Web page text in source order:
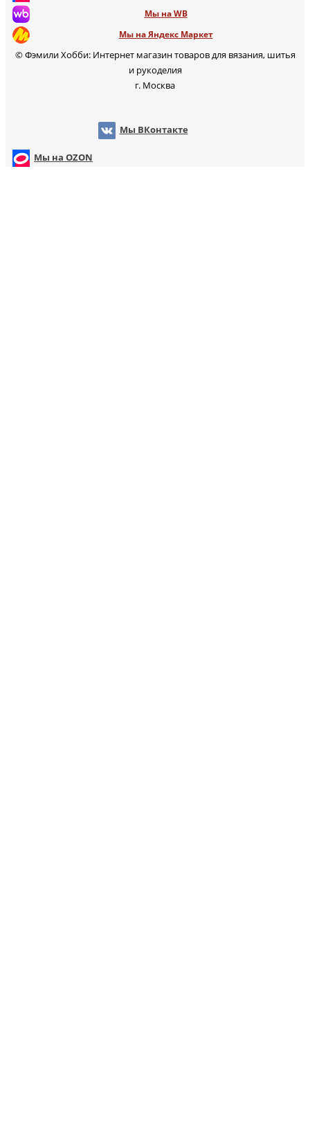
Мы на WB
Мы на Яндекс Маркет
© Фэмили Хобби: Интернет магазин товаров для вязания, шитья
и рукоделия
г. Москва
Мы ВКонтакте
Мы на OZON